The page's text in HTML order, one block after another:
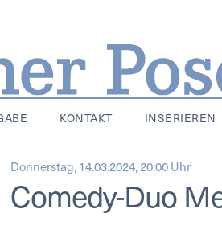
KONTAKT INSERIEREN
Donnerstag, 14.03.2024, 20:00 Uhr
Comedy-Duo